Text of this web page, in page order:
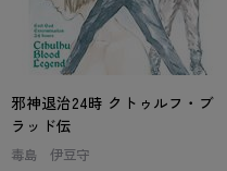
邪神退治24時 クトゥルフ・ブ
ラッド伝
毒島 伊豆守